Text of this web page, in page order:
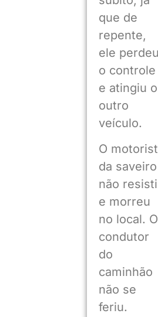
que de
repente,
ele perdeu
o controle
e atingiu o
outro
veículo.
O
da saveiro
não
e morreu
no local. O
condutor
do
caminhão
não se
feriu.